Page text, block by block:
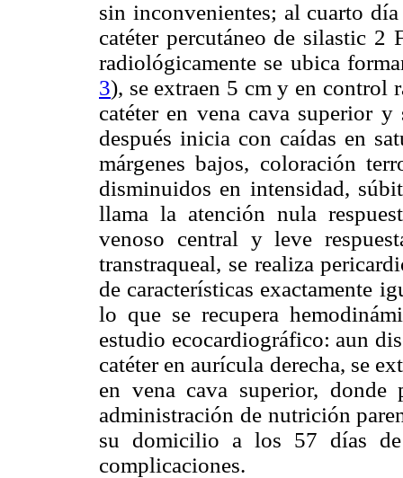
sin inconvenientes; al cuarto
catéter percutáneo de silastic 2
radiológicamente se ubica
3), se extraen 5 cm y en control
catéter en vena cava superior
después inicia con caídas en
márgenes bajos, coloración
disminuidos en intensidad,
llama la atención nula
venoso central y leve
transtraqueal, se realiza
de características exactamente
lo que se recupera
estudio ecocardiográfico: aun
catéter en aurícula derecha, se
en vena cava superior, donde
administración de nutrición
su domicilio a los 57 días
complicaciones.